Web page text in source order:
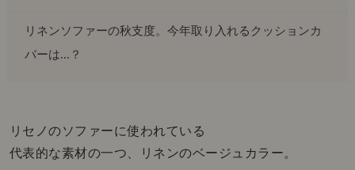
リセノのソファーに使われている
代表的な素材の一つ、リネンのベージュカラー。
リネンソファーの秋支度。今年取り入れるクッションカ
バーは...？